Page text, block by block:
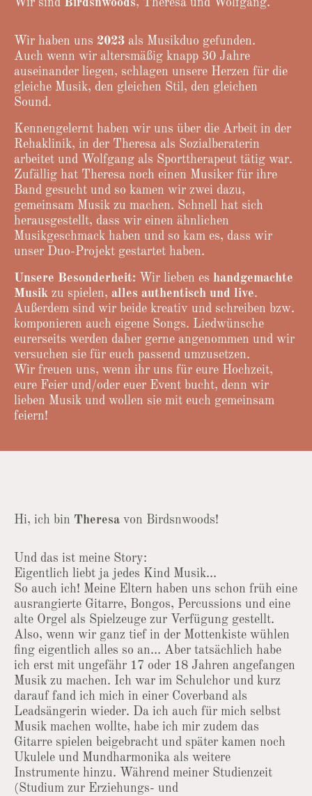
Wir sind Birdsnwoods, Theresa und Wolfgang.
Wir haben uns 2023 als Musikduo gefunden.
Auch wenn wir altersmäßig knapp 30 Jahre
auseinander liegen, schlagen unsere Herzen für die
gleiche Musik, den gleichen Stil, den gleichen
Sound.
Kennengelernt haben wir uns über die Arbeit in der
Rehaklinik, in der Theresa als Sozialberaterin
arbeitet und Wolfgang als Sporttherapeut tätig war.
Zufällig hat Theresa noch einen Musiker für ihre
Band gesucht und so kamen wir zwei dazu,
gemeinsam Musik zu machen. Schnell hat sich
herausgestellt, dass wir einen ähnlichen
Musikgeschmack haben und so kam es, dass wir
unser Duo-Projekt gestartet haben.
Unsere Besonderheit: Wir lieben es handgemachte
Musik zu spielen, alles authentisch und live.
Außerdem sind wir beide kreativ und schreiben bzw.
komponieren auch eigene Songs. Liedwünsche
eurerseits werden daher gerne angenommen und wir
versuchen sie für euch passend umzusetzen.
Wir freuen uns, wenn ihr uns für eure Hochzeit,
eure Feier und/oder euer Event bucht, denn wir
lieben Musik und wollen sie mit euch gemeinsam
feiern!
Hi, ich bin Theresa von Birdsnwoods!
Und das ist meine Story:
Eigentlich liebt ja jedes Kind Musik…
So auch ich! Meine Eltern haben uns schon früh eine
ausrangierte Gitarre, Bongos, Percussions und eine
alte Orgel als Spielzeuge zur Verfügung gestellt.
Also, wenn wir ganz tief in der Mottenkiste wühlen
fing eigentlich alles so an… Aber tatsächlich habe
ich erst mit ungefähr 17 oder 18 Jahren angefangen
Musik zu machen. Ich war im Schulchor und kurz
darauf fand ich mich in einer Coverband als
Leadsängerin wieder. Da ich auch für mich selbst
Musik machen wollte, habe ich mir zudem das
Gitarre spielen beigebracht und später kamen noch
Ukulele und Mundharmonika als weitere
Instrumente hinzu. Während meiner Studienzeit
(Studium zur Erziehungs- und